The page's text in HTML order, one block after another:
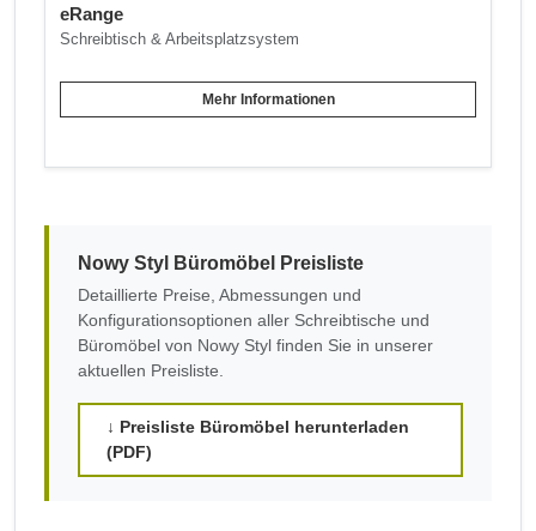
eRange
Schreibtisch & Arbeitsplatzsystem
Mehr Informationen
Nowy Styl Büromöbel Preisliste
Detaillierte Preise, Abmessungen und
Konfigurationsoptionen aller Schreibtische und
Büromöbel von Nowy Styl finden Sie in unserer
aktuellen Preisliste.
↓ Preisliste Büromöbel herunterladen
(PDF)